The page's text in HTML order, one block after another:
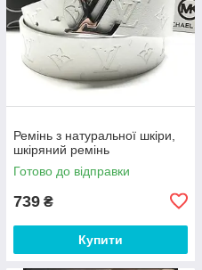
Ремінь з натуральної шкіри,
шкіряний ремінь
Готово до відправки
739 ₴
Купити